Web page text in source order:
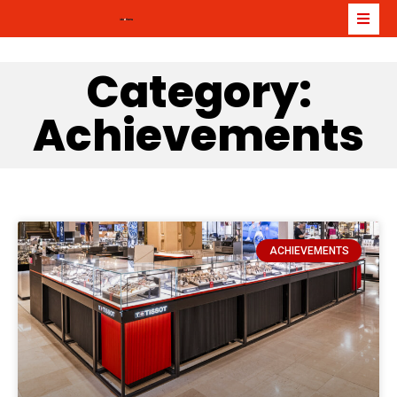
Category:
Achievements
ACHIEVEMENTS